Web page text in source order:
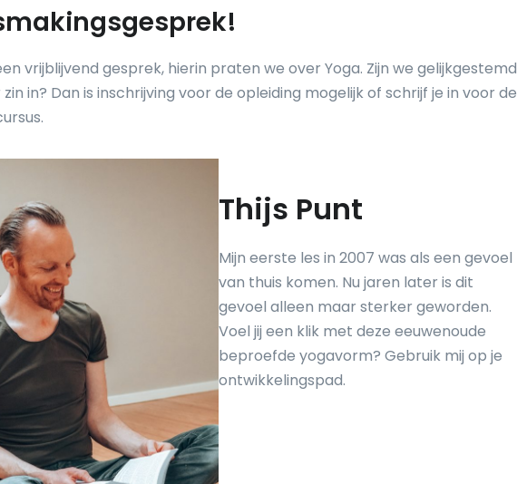
vrijblijvend gesprek, hierin praten we over Yoga. Zijn we gelijkgestemd
in? Dan is inschrijving voor de opleiding mogelijk of schrijf je in voor de
Thijs Punt
Mijn eerste les in 2007 was als een gevoel
van thuis komen. Nu jaren later is dit
gevoel alleen maar sterker geworden.
Voel jij een klik met deze eeuwenoude
beproefde yogavorm? Gebruik mij op je
ontwikkelingspad.